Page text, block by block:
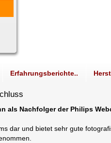
Erfahrungsberichte..
als Nachfolger der Philips
dar und bietet sehr gute